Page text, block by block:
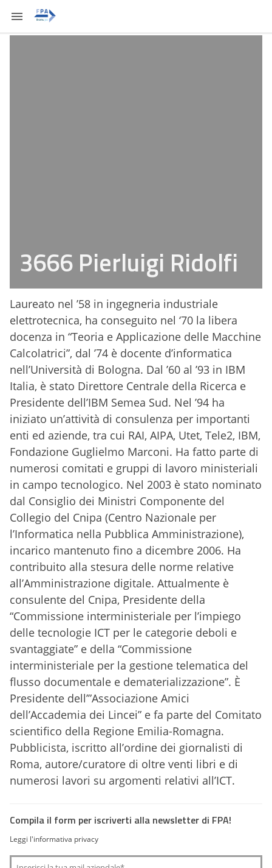
3666 Pierluigi Ridolfi
Laureato nel ’58 in ingegneria industriale
elettrotecnica, ha conseguito nel ‘70 la libera
docenza in “Teoria e Applicazione delle Macchine
Calcolatrici”, dal ’74 è docente d’informatica
nell’Università di Bologna. Dal ’60 al ’93 in IBM
Italia, è stato Direttore Centrale della Ricerca e
Presidente dell’IBM Semea Sud. Nel ’94 ha
iniziato un’attività di consulenza per importanti
enti ed aziende, tra cui RAI, AIPA, Utet, Tele2, IBM,
Fondazione Guglielmo Marconi. Ha fatto parte di
numerosi comitati e gruppi di lavoro ministeriali
in campo tecnologico. Nel 2003 è stato nominato
dal Consiglio dei Ministri Componente del
Collegio del Cnipa (Centro Nazionale per
l’Informatica nella Pubblica Amministrazione),
incarico mantenuto fino a dicembre 2006. Ha
contribuito alla stesura delle norme relative
all’Amministrazione digitale. Attualmente è
consulente del Cnipa, Presidente della
“Commissione interministeriale per l’impiego
delle tecnologie ICT per le categorie deboli e
svantaggiate” e della “Commissione
interministeriale per la gestione telematica del
flusso documentale e dematerializzazione”. È
Presidente dell’”Associazione Amici
dell’Accademia dei Lincei” e fa parte del Comitato
scientifico della Regione Emilia-Romagna.
Pubblicista, iscritto all’ordine dei giornalisti di
Roma, autore/curatore di oltre venti libri e di
numerosi lavori su argomenti relativi all’ICT.
Compila il form per iscriverti alla newsletter di FPA!
Leggi l'informativa privacy